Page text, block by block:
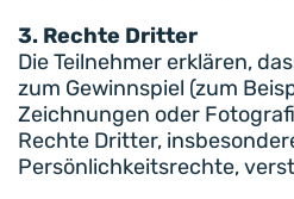
3. Rechte Dritter
Die Teilnehmer erklären,
zum Gewinnspiel (zum
Zeichnungen oder
Rechte Dritter,
Persönlichkeitsrechte,